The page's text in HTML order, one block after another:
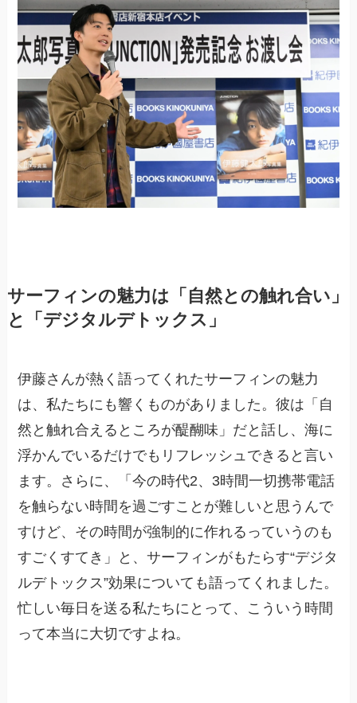
サーフィンの魅力は「自然との触れ合い」
と「デジタルデトックス」
伊藤さんが熱く語ってくれたサーフィンの魅力
は、私たちにも響くものがありました。彼は「自
然と触れ合えるところが醍醐味」だと話し、海に
浮かんでいるだけでもリフレッシュできると言い
ます。さらに、「今の時代2、3時間一切携帯電話
を触らない時間を過ごすことが難しいと思うんで
すけど、その時間が強制的に作れるっていうのも
すごくすてき」と、サーフィンがもたらす“デジタ
ルデトックス”効果についても語ってくれました。
忙しい毎日を送る私たちにとって、こういう時間
って本当に大切ですよね。